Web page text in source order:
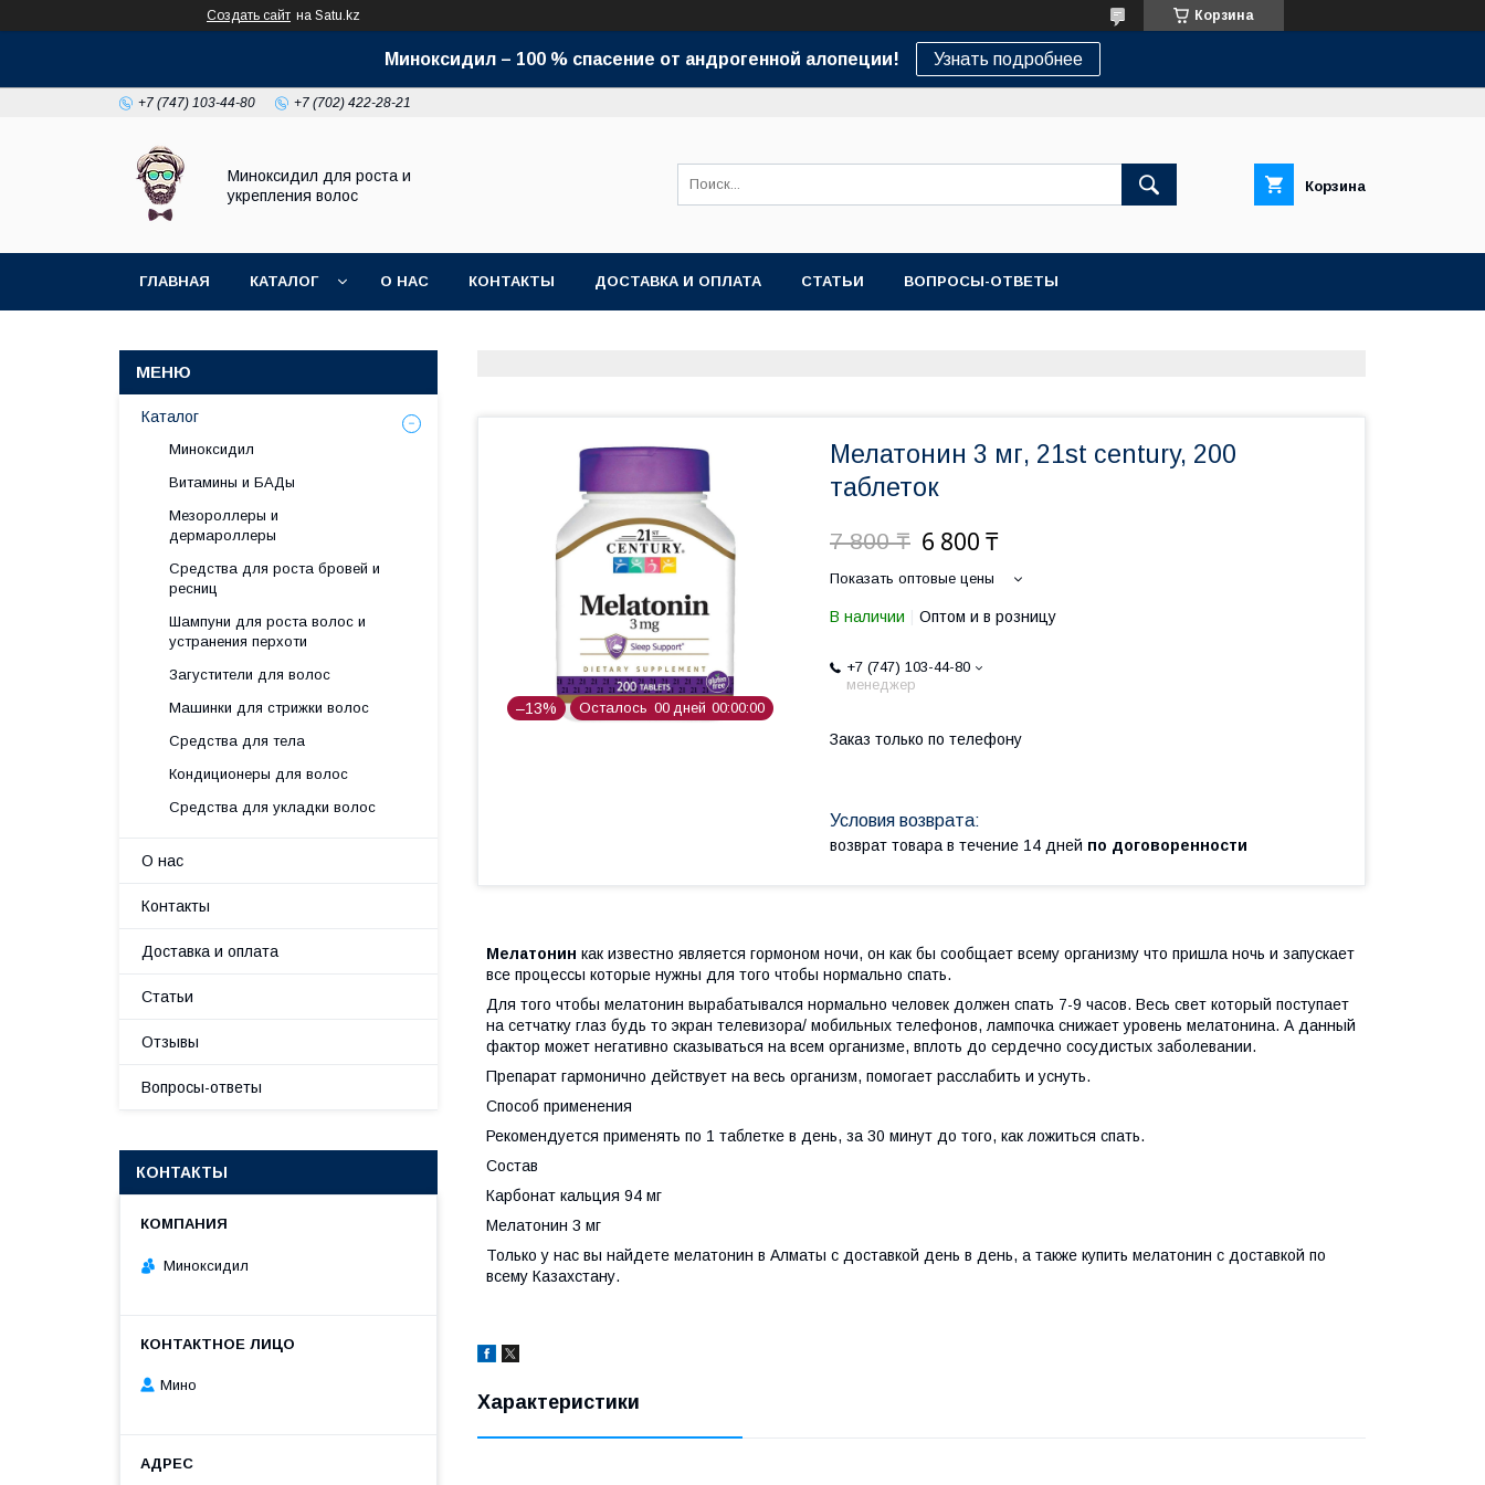
Создать сайт на Satu.kz Корзина
Миноксидил – 100 % спасение от андрогенной алопеции! Узнать подробнее
+7 (747) 103-44-80 +7 (702) 422-28-21
Миноксидил для роста и
укрепления волос
Корзина
ГЛАВНАЯ КАТАЛОГ О НАС КОНТАКТЫ ДОСТАВКА И ОПЛАТА СТАТЬИ ВОПРОСЫ-ОТВЕТЫ
–13% Осталось 00 дней 00 00 00
Мелатонин 3 мг, 21st century, 200
таблеток
7 800 ₸ 6 800 ₸
Показать оптовые цены
В наличии Оптом и в розницу
+7 (747) 103-44-80
менеджер
Заказ только по телефону
возврат товара в течение 14 дней по договоренности
Мелатонин как известно является гормоном ночи, он как бы сообщает всему организму что пришла ночь и запускает
все процессы которые нужны для того чтобы нормально спать.
Для того чтобы мелатонин вырабатывался нормально человек должен спать 7-9 часов. Весь свет который поступает
на сетчатку глаз будь то экран телевизора/ мобильных телефонов, лампочка снижает уровень мелатонина. А данный
фактор может негативно сказываться на всем организме, вплоть до сердечно сосудистых заболевании.
Препарат гармонично действует на весь организм, помогает расслабить и уснуть.
Способ применения
Рекомендуется применять по 1 таблетке в день, за 30 минут до того, как ложиться спать.
Состав
Карбонат кальция 94 мг
Мелатонин 3 мг
Только у нас вы найдете мелатонин в Алматы с доставкой день в день, а также купить мелатонин с доставкой по
всему Казахстану.
Характеристики
Каталог
Миноксидил
Витамины и БАДы
Мезороллеры и
дермароллеры
Средства для роста бровей и
ресниц
Шампуни для роста волос и
устранения перхоти
Загустители для волос
Машинки для стрижки волос
Средства для тела
Кондиционеры для волос
Средства для укладки волос
О нас
Контакты
Доставка и оплата
Статьи
Отзывы
Вопросы-ответы
КОНТАКТЫ
Миноксидил
Мино